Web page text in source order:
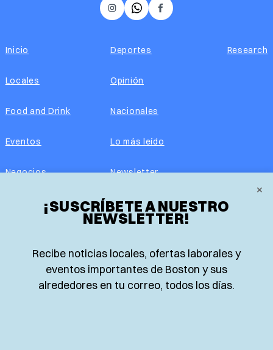
×
¡SUSCRÍBETE A NUESTRO
NEWSLETTER!
Recibe noticias locales, ofertas laborales y
eventos importantes de Boston y sus
alrededores en tu correo, todos los días.
𝕏 Facebook
Instagram
Inicio
Locales
Food and Drink
Eventos
Negocios
Real Estate
Guía de Recursos
Deportes
Opinión
Nacionales
Lo más leído
Newsletter
Edición impresa
Advertise with us
Research